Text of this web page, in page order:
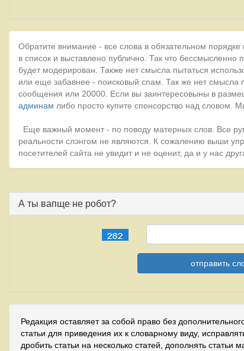
Обратите внимание - все слова в обязательном
в список и выставлено публично. Так что бессмысленно
будет модерирован. Также нет смысла пытаться
или еще забавнее - поисковый спам. Так же нет смысла
сообщения или 20000. Если вы заинтересовыны в
админам либо просто купите спонсорство над словом.
Еще важный момент - по поводу матерных слов. Все
реальности слэнгом не являются. К сожалению выши
посетителей сайта не увидит и не оценит, да и у нас
А ты вапще не робот?
Редакция оставляет за собой право без
статьи для приведения их к словарному виду,
дробить статьи на несколько статей, дополнять